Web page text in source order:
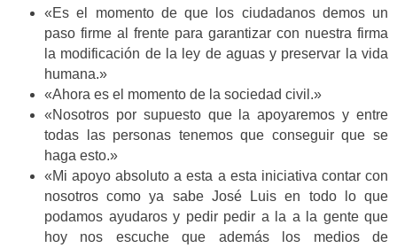
«Es el momento de que los ciudadanos demos un
paso firme al frente para garantizar con nuestra firma
la modificación de la ley de aguas y preservar la vida
humana.»
«Ahora es el momento de la sociedad civil.»
«Nosotros por supuesto que la apoyaremos y entre
todas las personas tenemos que conseguir que se
haga esto.»
«Mi apoyo absoluto a esta a esta iniciativa contar con
nosotros como ya sabe José Luis en todo lo que
podamos ayudaros y pedir pedir a la a la gente que
hoy nos escuche que además los medios de